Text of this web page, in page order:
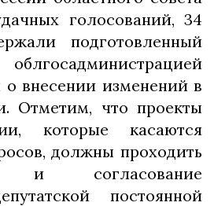
голосований, 34
подготовленный
внесении изменений в
Отметим, что проекты
которые касаются
должны проходить
и согласование
постоянной